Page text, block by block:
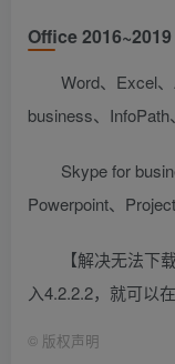
Office
Word、Excel
business、InfoPath、
Skype for
Powerpoint、
【解决无法下
入4.2.2.2，就可以
© 版权声明